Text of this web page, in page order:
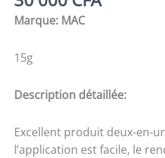
Marque: MAC
15g
Description détaillée:
Excellent produit deux-en-
l’application est facile, le